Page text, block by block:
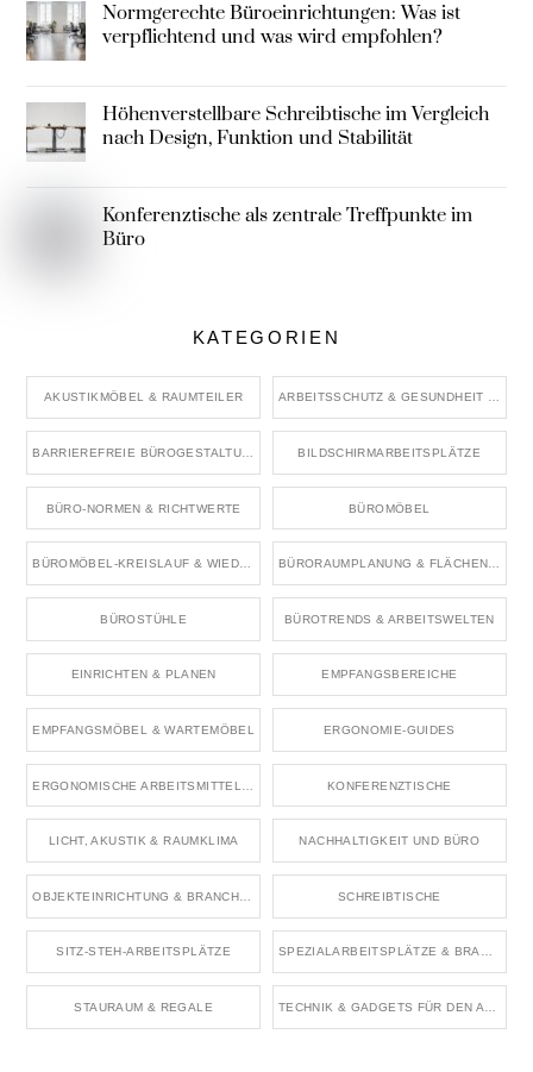
Normgerechte Büroeinrichtungen: Was ist
verpflichtend und was wird empfohlen?
Höhenverstellbare Schreibtische im Vergleich
nach Design, Funktion und Stabilität
Konferenztische als zentrale Treffpunkte im
Büro
KATEGORIEN
AKUSTIKMÖBEL & RAUMTEILER ARBEITSSCHUTZ & GESUNDHEIT IM BÜRO
BILDSCHIRMARBEITSPLÄTZE
BÜRO-NORMEN & RICHTWERTE BÜROMÖBEL
BÜROMÖBEL-KREISLAUF & WIEDERVERWENDUNG BÜRORAUMPLANUNG & FLÄCHENKONZEPTE
BÜROSTÜHLE BÜROTRENDS & ARBEITSWELTEN
EINRICHTEN & PLANEN EMPFANGSBEREICHE
EMPFANGSMÖBEL & WARTEMÖBEL ERGONOMIE-GUIDES
KONFERENZTISCHE
LICHT, AKUSTIK & RAUMKLIMA NACHHALTIGKEIT UND BÜRO
SCHREIBTISCHE
SITZ-STEH-ARBEITSPLÄTZE SPEZIALARBEITSPLÄTZE & BRANCHENBÜROS
STAURAUM & REGALE